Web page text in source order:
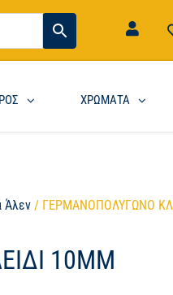
ΧΡΩΜΑΤΑ
Άλεν / ΓΕΡΜΑΝΟΠΟΛΥΓΩΝΟ
10MM